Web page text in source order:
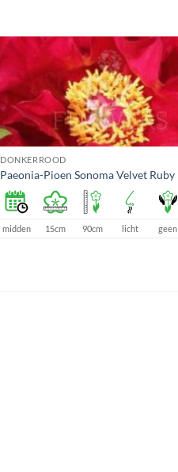
DONKERROOD
Paeonia-Pioen Sonoma Velvet Ruby
midden 15cm 90cm licht geen